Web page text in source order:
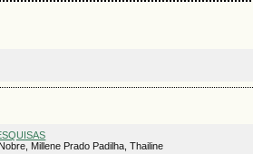
Millene Prado Padilha, Thailine